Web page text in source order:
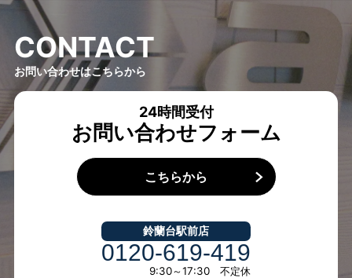
CONTACT
お問い合わせはこちらから
24時間受付
お問い合わせフォーム
こちらから
鈴蘭台駅前店
0120-619-419
9:30～17:30 不定休